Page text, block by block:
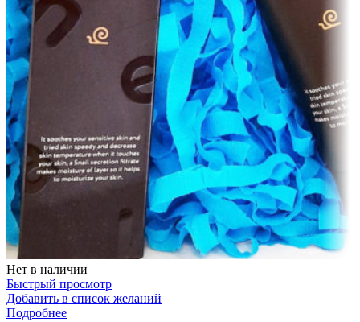
Нет в наличии
Быстрый просмотр
Добавить в список желаний
Подробнее